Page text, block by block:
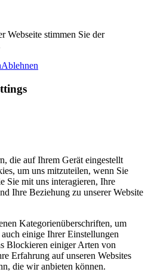
Webseite stimmen Sie der
Ablehnen
die auf Ihrem Gerät eingestellt
um uns mitzuteilen, wenn Sie
Sie mit uns interagieren, Ihre
Ihre Beziehung zu unserer Website
Kategorienüberschriften, um
einige Ihrer Einstellungen
Blockieren einiger Arten von
Erfahrung auf unseren Websites
die wir anbieten können.